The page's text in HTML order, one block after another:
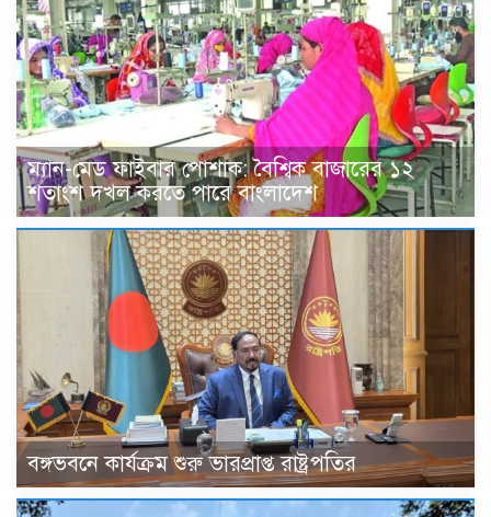
ম্যান-মেড ফাইবার পোশাক: বৈশ্বিক বাজারের ১২
শতাংশ দখল করতে পারে বাংলাদেশ
বঙ্গভবনে কার্যক্রম শুরু ভারপ্রাপ্ত রাষ্ট্রপতির